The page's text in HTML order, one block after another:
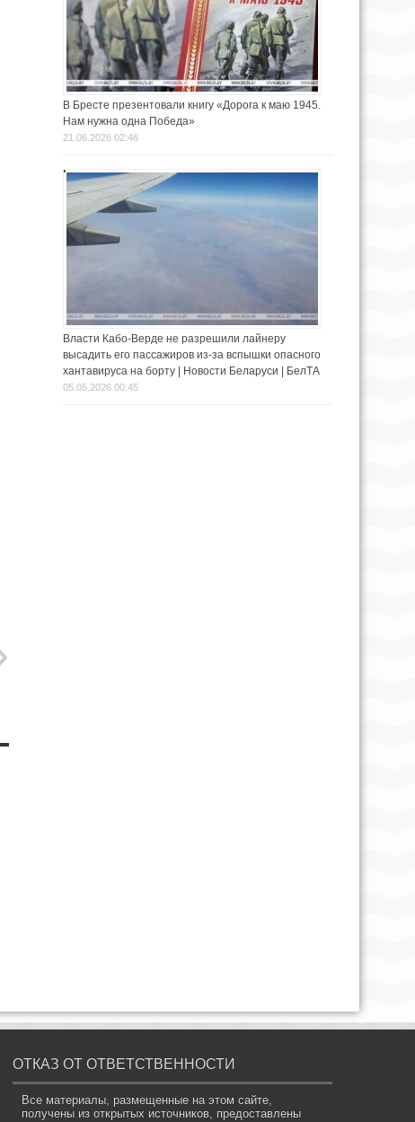
В Бресте презентовали книгу «Дорога к маю 1945.
Нам нужна одна Победа»
21.06.2026 02:46
Власти Кабо-Верде не разрешили лайнеру
высадить его пассажиров из-за вспышки опасного
хантавируса на борту | Новости Беларуси | БелТА
05.05.2026 00:45
ОТКАЗ ОТ ОТВЕТСТВЕННОСТИ
Все материалы, размещенные на этом сайте,
получены из открытых источников, предоставлены